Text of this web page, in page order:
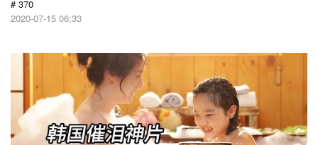
# 370
2020-07-15 06:33